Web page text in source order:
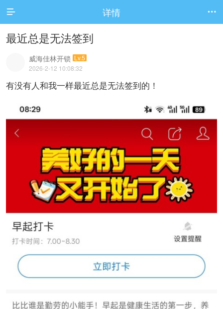
 详情 
最近总是无法签到
威海佳林开锁 Lv.5
2026-2-12 10:08:32
有没有人和我一样最近总是无法签到的！